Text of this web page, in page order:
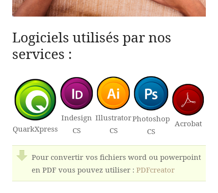
Logiciels utilisés par nos
services :
QuarkXpress
Indesign
CS
Illustrator
CS
Photoshop
CS
Acrobat
Pour convertir vos fichiers word ou powerpoint
en PDF vous pouvez utiliser : PDFcreator